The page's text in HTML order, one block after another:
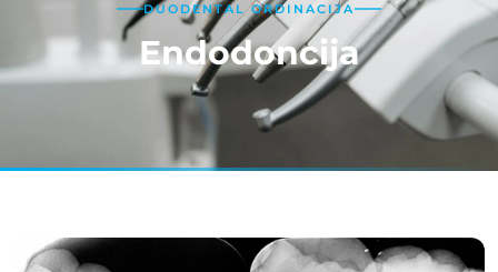
DUODENTAL ORDINACIJA
Endodoncija